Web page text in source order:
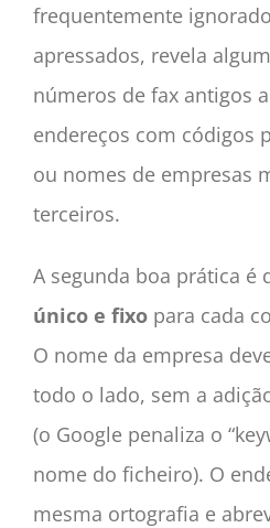
frequentemente
apressados, revela
números de fax antigos
endereços com códigos
ou nomes de empresas
terceiros.
A segunda boa prática é
único e fixo para cada
O nome da empresa
todo o lado, sem a
(o Google penaliza o
nome do ficheiro). O
mesma ortografia e